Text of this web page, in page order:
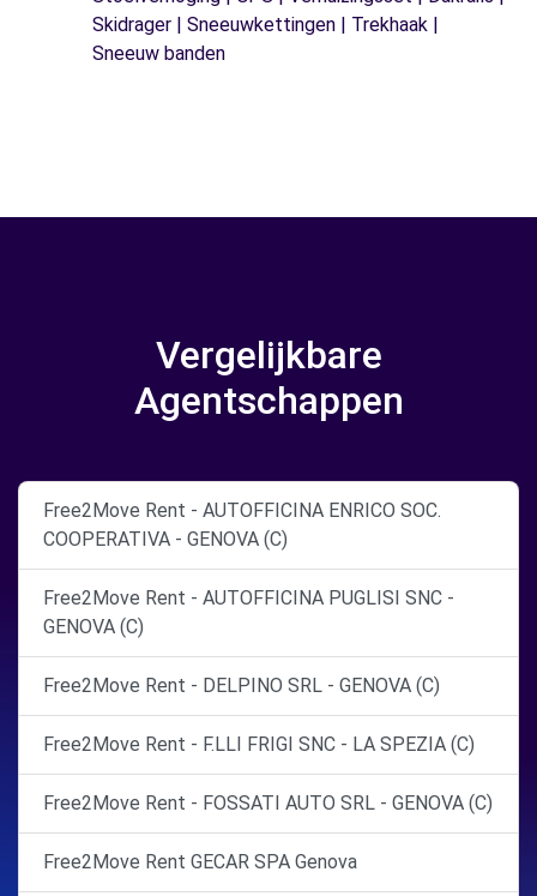
Skidrager | Sneeuwkettingen | Trekhaak |
Sneeuw banden
Vergelijkbare
Agentschappen
Free2Move Rent - AUTOFFICINA ENRICO SOC.
COOPERATIVA - GENOVA (C)
Free2Move Rent - AUTOFFICINA PUGLISI SNC -
GENOVA (C)
Free2Move Rent - DELPINO SRL - GENOVA (C)
Free2Move Rent - F.LLI FRIGI SNC - LA SPEZIA (C)
Free2Move Rent - FOSSATI AUTO SRL - GENOVA (C)
Free2Move Rent GECAR SPA Genova